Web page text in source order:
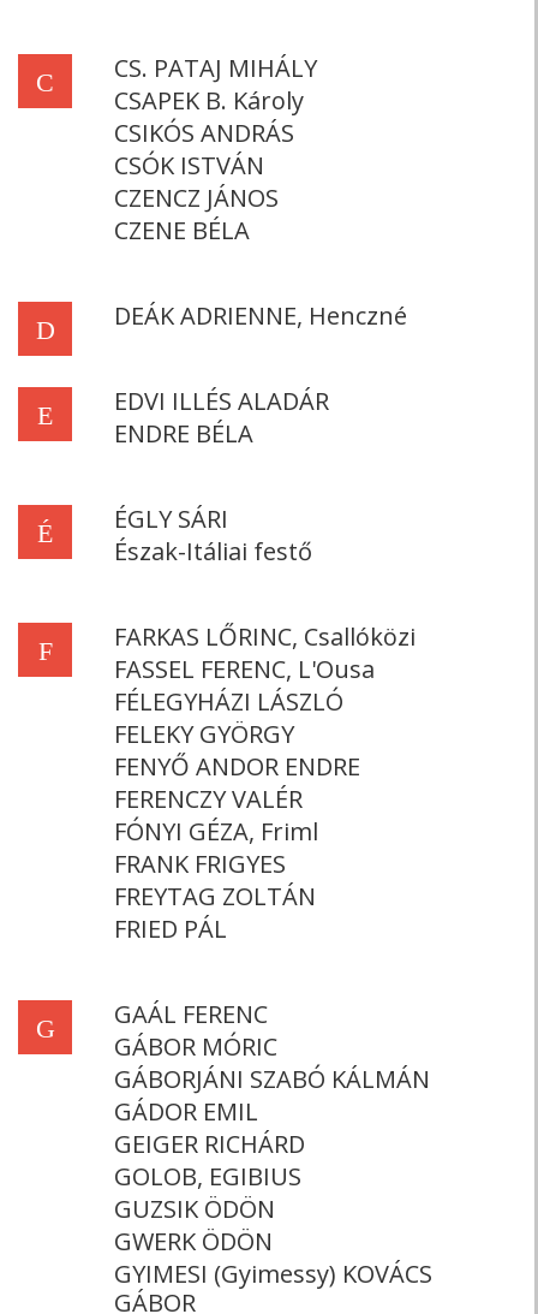
C
CS. PATAJ MIHÁLY
CSAPEK B. Károly
CSIKÓS ANDRÁS
CSÓK ISTVÁN
CZENCZ JÁNOS
CZENE BÉLA
D DEÁK ADRIENNE, Henczné
E
EDVI ILLÉS ALADÁR
ENDRE BÉLA
É
ÉGLY SÁRI
Észak-Itáliai festő
F
FARKAS LŐRINC, Csallóközi
FASSEL FERENC, L'Ousa
FÉLEGYHÁZI LÁSZLÓ
FELEKY GYÖRGY
FENYŐ ANDOR ENDRE
FERENCZY VALÉR
FÓNYI GÉZA, Friml
FRANK FRIGYES
FREYTAG ZOLTÁN
FRIED PÁL
G
GAÁL FERENC
GÁBOR MÓRIC
GÁBORJÁNI SZABÓ KÁLMÁN
GÁDOR EMIL
GEIGER RICHÁRD
GOLOB, EGIBIUS
GUZSIK ÖDÖN
GWERK ÖDÖN
GYIMESI (Gyimessy) KOVÁCS
GÁBOR